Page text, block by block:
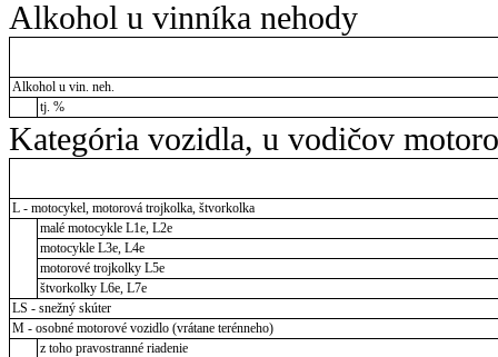
Alkohol u vinníka nehody
Alkohol u vin. neh.
tj. %
Kategória vozidla, u vodičov
L - motocykel, motorová trojkolka, štvorkolka
malé motocykle L1e, L2e
motocykle L3e, L4e
motorové trojkolky L5e
štvorkolky L6e, L7e
LS - snežný skúter
M - osobné motorové vozidlo (vrátane terénneho)
z toho pravostranné riadenie